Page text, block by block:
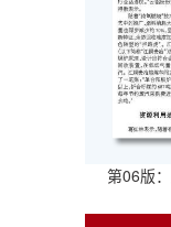
第06版：